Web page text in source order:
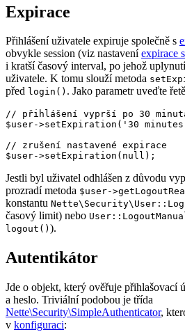
Expirace
Přihlášení uživatele expiruje společně s
obvykle session (viz nastaveníexpirace
i kratší časový interval, po jehož
uživatele. K tomu slouží metoda
před login() . Jako parametr uveďte
// přihlášení vyprší po 30
$user->setExpiration('30
// zrušení nastavené expirace
Jestli byl uživatel odhlášen z důvodu
prozradí metoda $user-
konstantu
časový limit) nebo
logout() ).
Autentikátor
Jde o objekt, který ověřuje přihlašovací
a heslo. Triviální podobou je třída
Nette\Security\SimpleAuthenticator,
v konfiguraci: